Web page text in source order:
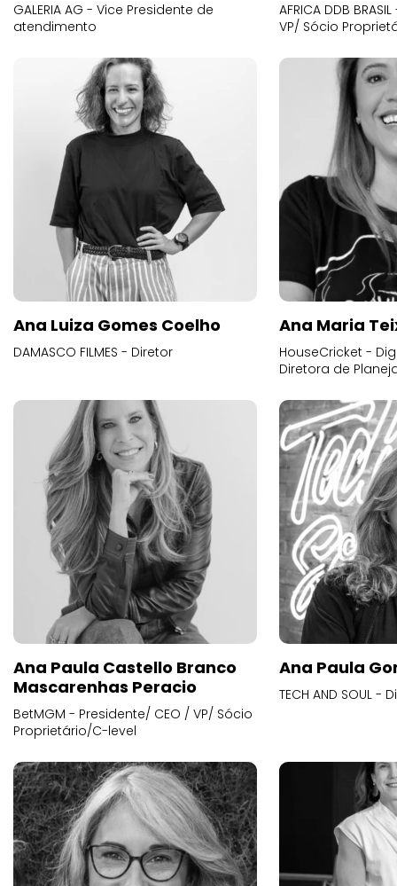
GALERIA AG - Vice Presidente de
atendimento
AFRICA DDB
VP/ Sócio
Ana Luiza Gomes Coelho
DAMASCO FILMES - Diretor
Ana Maria
HouseCricket -
Diretora de
Ana Paula Castello Branco
Mascarenhas Peracio
BetMGM - Presidente/ CEO / VP/ Sócio
Proprietário/C-level
Ana Paula
TECH AND SOUL